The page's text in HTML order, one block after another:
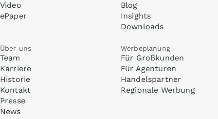
Video
ePaper
Blog
Insights
Downloads
Über uns
Team
Karriere
Historie
Kontakt
Presse
News
Werbeplanung
Für Großkunden
Für Agenturen
Handelspartner
Regionale Werbung